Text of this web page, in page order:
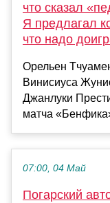
что сказал
Я предлагал
что надо
Орельен
Винисиуса
Джанлуки
матча
07:00, 04 Май
Погарский